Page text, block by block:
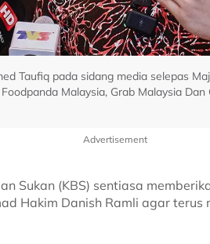
Taufiq pada sidang media selepas
Malaysia, Grab Malaysia
Advertisement
Sukan (KBS) sentiasa
Hakim Danish Ramli agar